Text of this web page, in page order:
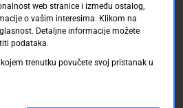
web stranice i između ostalog,
o vašim interesima. Klikom na
Detaljne informacije možete
podataka.
trenutku povučete svoj pristanak u